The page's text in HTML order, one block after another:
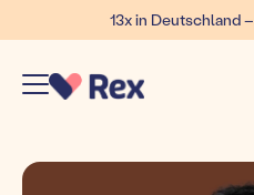
13x in Deutschland –